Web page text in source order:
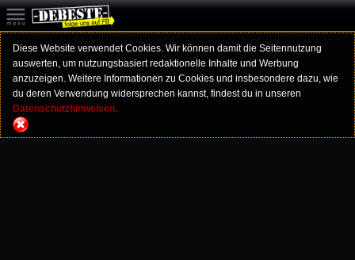
Diese Website verwendet Cookies. Wir können damit die Seitennutzung
auswerten, um nutzungsbasiert redaktionelle Inhalte und Werbung
anzuzeigen. Weitere Informationen zu Cookies und insbesondere dazu, wie
du deren Verwendung widersprechen kannst, findest du in unseren
Datenschutzhinweisen.